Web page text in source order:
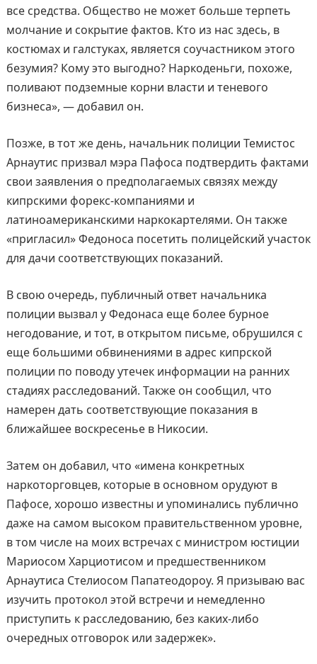
все средства. Общество не может больше терпеть
молчание и сокрытие фактов. Кто из нас здесь, в
костюмах и галстуках, является соучастником этого
безумия? Кому это выгодно? Наркоденьги, похоже,
поливают подземные корни власти и теневого
бизнеса», — добавил он.
Позже, в тот же день, начальник полиции Темистос
Арнаутис призвал мэра Пафоса подтвердить фактами
свои заявления о предполагаемых связях между
кипрскими форекс-компаниями и
латиноамериканскими наркокартелями. Он также
«пригласил» Федоноса посетить полицейский участок
для дачи соответствующих показаний.
В свою очередь, публичный ответ начальника
полиции вызвал у Федонаса еще более бурное
негодование, и тот, в открытом письме, обрушился с
еще большими обвинениями в адрес кипрской
полиции по поводу утечек информации на ранних
стадиях расследований. Также он сообщил, что
намерен дать соответствующие показания в
ближайшее воскресенье в Никосии.
Затем он добавил, что «имена конкретных
наркоторговцев, которые в основном орудуют в
Пафосе, хорошо известны и упоминались публично
даже на самом высоком правительственном уровне,
в том числе на моих встречах с министром юстиции
Мариосом Харциотисом и предшественником
Арнаутиса Стелиосом Папатеодороу. Я призываю вас
изучить протокол этой встречи и немедленно
приступить к расследованию, без каких-либо
очередных отговорок или задержек».